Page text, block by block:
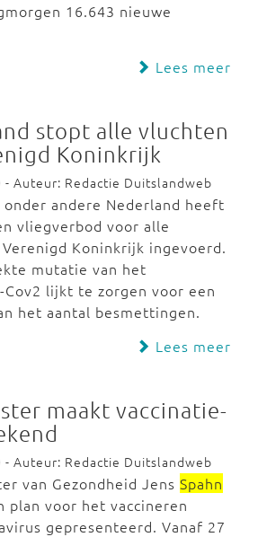
16.643 nieuwe
Lees meer
stopt alle vluchten
Koninkrijk
- Auteur: Redactie Duitslandweb
onder andere Nederland heeft
vliegverbod voor alle
Koninkrijk ingevoerd.
mutatie van het
Cov2 lijkt te zorgen voor een
het aantal besmettingen.
Lees meer
maakt vaccinatie-
- Auteur: Redactie Duitslandweb
van Gezondheid Jens Spahn
plan voor het vaccineren
gepresenteerd. Vanaf 27